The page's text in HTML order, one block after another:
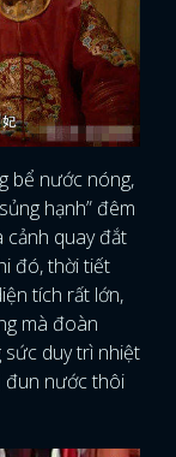
bể nước nóng,
hạnh” đêm
cảnh quay đắt
đó, thời tiết
tích rất lớn,
mà đoàn
sức duy trì nhiệt
đun nước thôi